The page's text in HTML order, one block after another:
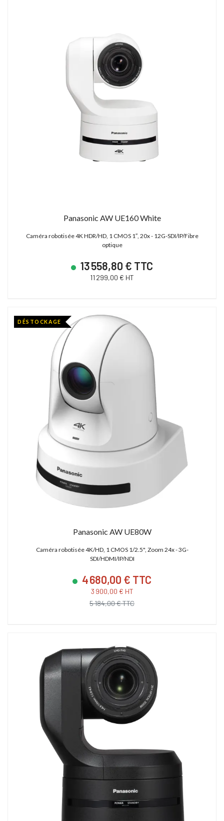
Panasonic AW UE160 White
Caméra robotisée 4K HDR/HD, 1 CMOS 1″, 20x - 12G-SDI/IP/Fibre
optique
13 558,80 € TTC
11 299,00 € HT
DÉSTOCKAGE
Panasonic AW UE80W
Caméra robotisée 4K/HD, 1 CMOS 1/2.5", Zoom 24x - 3G-
SDI/HDMI/IP/NDI
4 680,00 € TTC
3 900,00 € HT
5 184,00 € TTC